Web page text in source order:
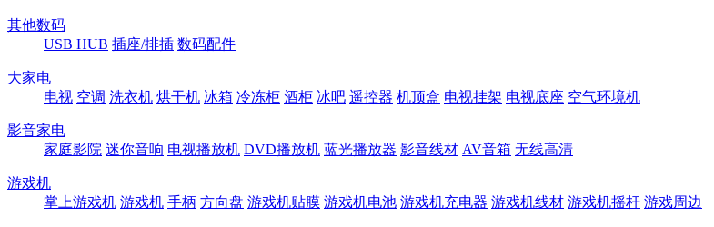
其他数码
USB HUB 插座/排插 数码配件
大家电
电视 空调 洗衣机 烘干机 冰箱 冷冻柜 酒柜 冰吧 遥控器 机顶盒 电视挂架 电视底座 空气环境机
影音家电
家庭影院 迷你音响 电视播放机 DVD播放机 蓝光播放器 影音线材 AV音箱 无线高清
游戏机
掌上游戏机 游戏机 手柄 方向盘 游戏机贴膜 游戏机电池 游戏机充电器 游戏机线材 游戏机摇杆 游戏周边